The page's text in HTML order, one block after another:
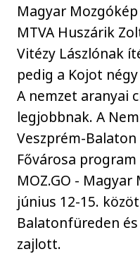
Magyar
MTVA Huszárik
Vitézy Lászlónak
pedig a Kojot
A nemzet aranyai
legjobbnak. A
Veszprém-
Fővárosa
MOZ.GO -
június 12-15.
Balatonfüreden
zajlott.